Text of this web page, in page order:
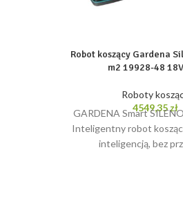
Robot koszący Gardena
m2 19928-48
Roboty
4549,35zł
GARDENA Smart
Inteligentny robot
inteligencją, bez